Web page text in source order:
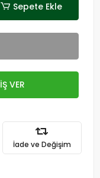
Sepete Ekle
VER
İade ve Değişim